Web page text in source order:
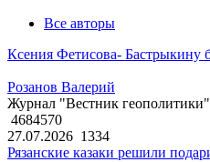
Все авторы
Ксения Фетисова- Бастрыкину
Розанов Валерий
Журнал "Вестник
4684570
27.07.2026 1334
Рязанские казаки решили